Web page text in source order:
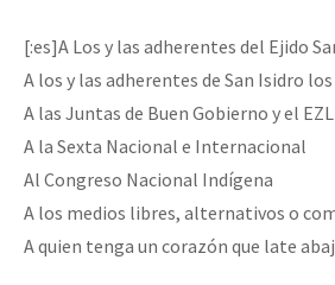
[:es]A Los y las adherentes del Ejido
A los y las adherentes de San Isidro
A las Juntas de Buen Gobierno y el
A la Sexta Nacional e Internacional
Al Congreso Nacional Indígena
A los medios libres, alternativos o
A quien tenga un corazón que late